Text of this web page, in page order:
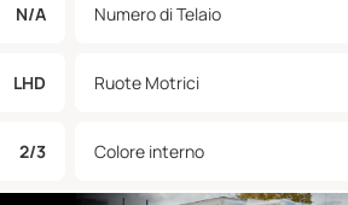
N/A Numero di Telaio
LHD Ruote Motrici
2/3 Colore interno